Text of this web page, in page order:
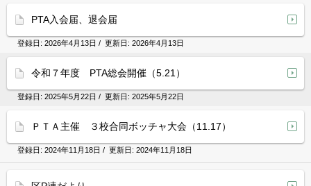
PTA入会届、退会届
登録日: 2026年4月13日 / 更新日: 2026年4月13日
令和７年度 PTA総会開催（5.21）
登録日: 2025年5月22日 / 更新日: 2025年5月22日
ＰＴＡ主催 ３校合同ボッチャ大会（11.17）
登録日: 2024年11月18日 / 更新日: 2024年11月18日